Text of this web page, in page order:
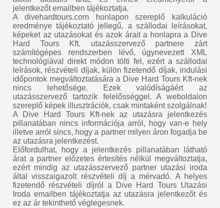
jelentkezőt emailben tájékoztatja.
A divehardtours.com honlapon szereplő kalkuláció
eredménye tájékoztató jellegű, a szállodai leírásokat,
képeket az utazásokat és azok árait a honlapra a Dive
Hard Tours Kft. utazásszervező partnere zárt
számítógépes rendszerben lévő, úgynevezett XML
technológiával direkt módon tölti fel, ezért a szállodai
leírások, részvételi díjak, külön fizetendő díjak, indulási
időpontok megváltoztatására a Dive Hard Tours Kft-nek
nincs lehetősége. Ezek valódíságáért az
utazásszervező tartozik felelősséggel. A weboldalon
szereplő képek illusztrációk, csak mintaként szolgálnak!
A Dive Hard Tours Kft-nek az utazásra jelentkezés
pillanatában nincs információja arról, hogy van-e hely
illetve arról sincs, hogy a partner milyen áron fogadja be
az utazásra jelentkezést.
Előfordulhat, hogy a jelentkezés pillanatában látható
árat a partner előzetes értesítés nélkül megváltoztatja,
ezért mindig az utazásszervező partner utazási iroda
által visszaigazolt részvételi díj a mérvadó. A helyes
fizetendő részvételi díjról a Dive Hard Tours Utazási
Iroda emailben tájékoztatja az utazásra jelentkezőt és
ez az ár tekinthető véglegesnek.